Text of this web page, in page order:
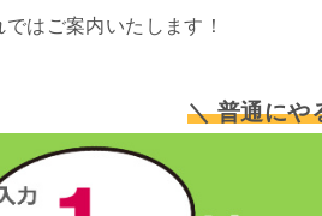
ではご案内いたします！
＼ 普通にや